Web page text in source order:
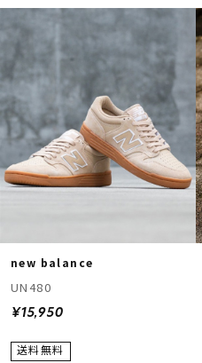
new balance
UN480
¥15,950